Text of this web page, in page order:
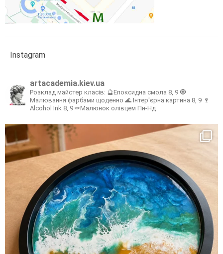
Instagram
artacademia.kiev.ua
Розклад майстер класів: 🔮Епоксидна смола 8, 9 🧿
Малювання фарбами щоденно 🌊 Інтер'єрна картина 8, 9 🍷
Alcohol Ink 8, 9 ✏Малюнок олівцем Пн-Нд